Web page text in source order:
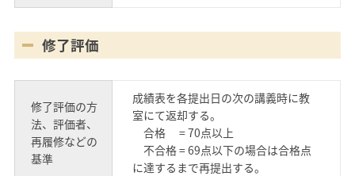
修了評価
修了評価の方
法、評価者、
再履修などの
基準
成績表を各提出日の次の講義時に教
室にて返却する。
合格 = 70点以上
不合格 = 69点以下の場合は合格点
に達するまで再提出する。